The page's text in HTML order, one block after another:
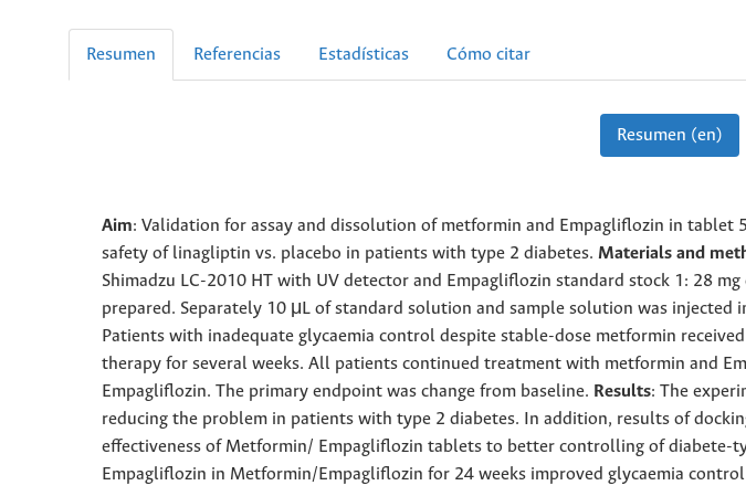
Resumen Referencias Estadísticas Cómo citar
Resumen (en)
Aim: Validation for assay and dissolution of metformin and Empagliflozin in tablet
safety of linagliptin vs. placebo in patients with type 2 diabetes. Materials and
Shimadzu LC-2010 HT with UV detector and Empagliflozin standard stock 1: 28
prepared. Separately 10 μL of standard solution and sample solution was injected
Patients with inadequate glycaemia control despite stable-dose metformin
therapy for several weeks. All patients continued treatment with metformin and
Empagliflozin. The primary endpoint was change from baseline. Results: The
reducing the problem in patients with type 2 diabetes. In addition, results of
effectiveness of Metformin/ Empagliflozin tablets to better controlling of diabete-
Empagliflozin in Metformin/Empagliflozin for 24 weeks improved glycaemia